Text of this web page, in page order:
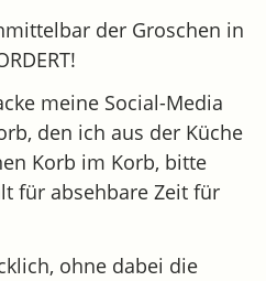
der Groschen in
meine Social-Media
den ich aus der Küche
Korb im Korb, bitte
für absehbare Zeit für
ohne dabei die